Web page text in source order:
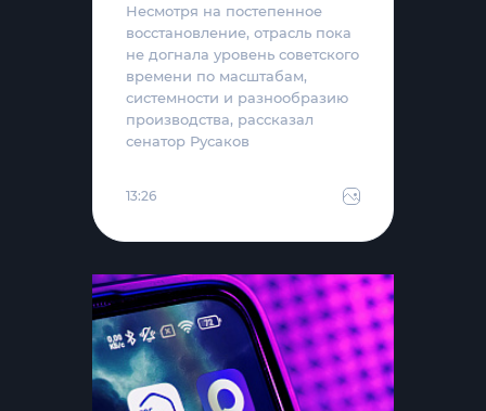
Несмотря на постепенное
восстановление, отрасль пока
не догнала уровень советского
времени по масштабам,
системности и разнообразию
производства, рассказал
сенатор Русаков
13:26